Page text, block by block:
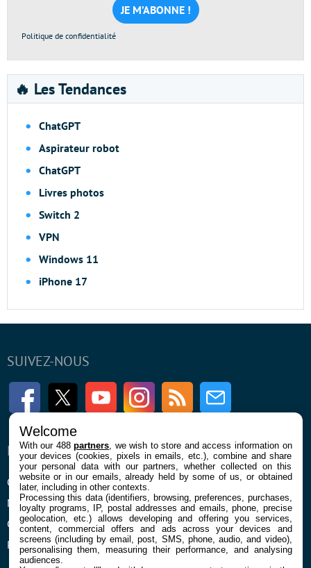
*
Politique de confidentialité
🔥 Les Tendances
ChatGPT
Aspirateur robot
ChatGPT
Livres photos
Switch 2
VPN
Windows 11
iPhone 17
SUIVEZ-NOUS
FacebookTwitter Youtube InstagramRSS Newsletter
ENTREPRISE
Qui sommes nous
Mentions légales et CGU
Confidentialité et Cookies
Préférences cookies
À PROPOS
La rédaction
Contact
Welcome
With our 488partners , we wish to store and access information on
your devices (cookies, pixels in emails, etc.), combine and share
your personal data with our partners, whether collected on this
website or in our emails, already held by some of us, or obtained
later, including in other contexts.
Processing this data (identifiers, browsing, preferences, purchases,
loyalty programs, IP, postal addresses and emails, phone, precise
geolocation, etc.) allows developing and offering you services,
content, commercial offers and ads across your devices and
screens (including by email, post, SMS, phone, audio, and video),
personalising them, measuring their performance, and analysing
audiences.